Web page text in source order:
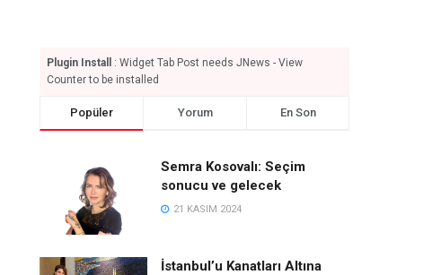
Plugin Install
: Widget Tab Post needs JNews - View
Counter to be installed
Popüler Yorum En Son
Semra Kosovalı: Seçim
sonucu ve gelecek
21 KASIM 2024
İstanbul’u Kanatları Altına